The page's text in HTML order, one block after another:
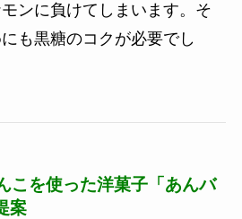
ンに負けてしまいます。そ
も黒糖のコクが必要でし
こを使った洋菓子「あんバ
案